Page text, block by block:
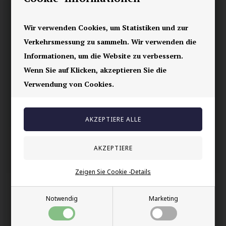
Wir verwenden Cookies, um Statistiken und zur
Verkehrsmessung zu sammeln. Wir verwenden die
Informationen, um die Website zu verbessern.
Wenn Sie auf Klicken, akzeptieren Sie die
Verwendung von Cookies.
Notwendig Marketing
Zeigen Sie Cookie -Details
Ihre Sicherheit
Vorrätig
E-mark webshop
100% nikkelfrei schmuck